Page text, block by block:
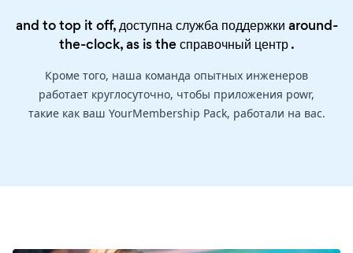
and to top it off, доступна служба поддержки around-
the-clock, as is theсправочный центр.
Кроме того, наша команда опытных инженеров
работает круглосуточно, чтобы приложения powr,
такие как ваш YourMembership Pack, работали на вас.